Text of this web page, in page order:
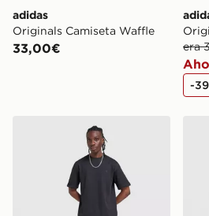
adidas
Originals Camiseta Waffle
33,00€
era
-
adidas Originals Camiseta Waffle